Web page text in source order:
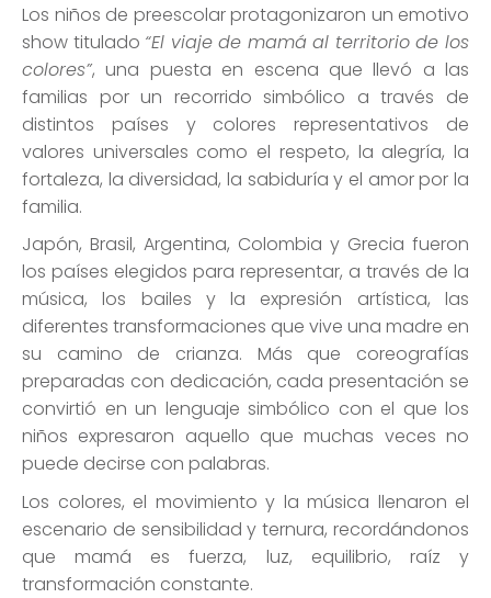
Los niños de preescolar protagonizaron un emotivo
show titulado “El viaje de mamá al territorio de los
colores”, una puesta en escena que llevó a las
familias por un recorrido simbólico a través de
distintos países y colores representativos de
valores universales como el respeto, la alegría, la
fortaleza, la diversidad, la sabiduría y el amor por la
familia.
Japón, Brasil, Argentina, Colombia y Grecia fueron
los países elegidos para representar, a través de la
música, los bailes y la expresión artística, las
diferentes transformaciones que vive una madre en
su camino de crianza. Más que coreografías
preparadas con dedicación, cada presentación se
convirtió en un lenguaje simbólico con el que los
niños expresaron aquello que muchas veces no
puede decirse con palabras.
Los colores, el movimiento y la música llenaron el
escenario de sensibilidad y ternura, recordándonos
que mamá es fuerza, luz, equilibrio, raíz y
transformación constante.